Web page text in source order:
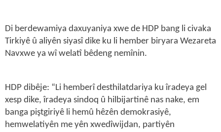
Di berdewamiya daxuyaniya xwe de HDP bang li civaka
Tirkiyê û aliyên siyasî dike ku li hember biryara Wezareta
Navxwe ya wî welatî bêdeng nemînin.
HDP dibêje: “Li hemberî desthilatdariya ku îradeya gel
xesp dike, îradeya sindoq û hilbijartinê nas nake, em
banga piştgiriyê li hemû hêzên demokrasiyê,
hemwelatiyên me yên xwedîwijdan, partiyên